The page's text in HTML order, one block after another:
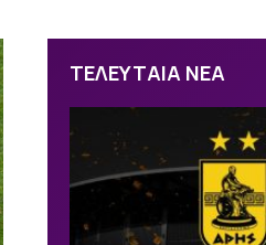
ΤΕΛΕΥΤΑΙΑ ΝΕΑ